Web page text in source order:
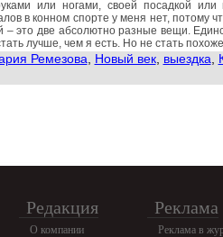
или ногами, своей посадкой или
в конном спорте у меня нет, потому
это две абсолютно разные вещи.
лучше, чем я есть. Но не стать
Ремезова Новый век, выездка
Редакция
О компании
Реклама
Реклама в